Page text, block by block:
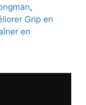
,
Grip en
en